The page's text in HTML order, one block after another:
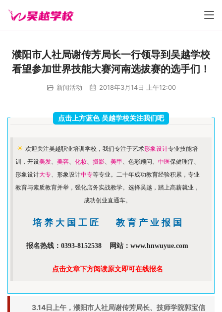
濮阳市人社局谢传芳局长一行领导到吴越学校
看望参加世界技能大赛河南选拔赛的选手们！
新闻活动 2018年3月14日 上午12:00
点击上方蓝色 吴越学校关注我们吧
☀ 欢迎关注吴越职业培训学校，我们专注于艺术形象设计专业技能培
训，开设美发、 美容、 化妆、 摄影、 美甲 、色彩顾问、 中医保健理疗、
形象设计大专、形象设计中专等专业。二十年成功教育经验积累，专业
教育与素质教育并举，强化店务实战教学。选择吴越，踏上高薪就业，
成功创业直通车。
培 养 大 国 工 匠       教 育 产 业 报 国
报名热线：0393-8152538    网站： www.hnwuyue.com
点击文章下方阅读原文即可在线报名
3.14日上午， 濮阳市人社局谢传芳局长、技师学院郭宝信